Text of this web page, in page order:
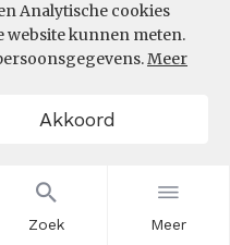
Zoek Meer
Analytische cookies
website kunnen meten.
Meer
Akkoord